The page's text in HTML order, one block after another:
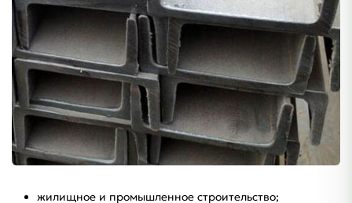
жилищное и промышленное строительство;